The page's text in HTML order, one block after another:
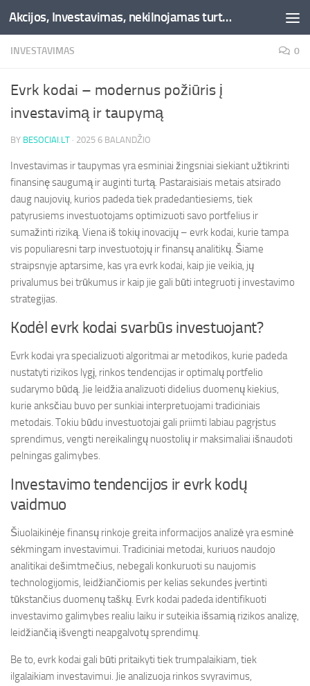
Skip to content Akcijos, Investavimas, nekilnojamas turtas, kriptovaliutos - Besociai.lt
INVESTAVIMAS 0
Evrk kodai – modernus požiūris į
investavimą ir taupymą
BY BESOCIAI.LT · 2025 6 BALANDŽIO
Investavimas ir taupymas yra esminiai žingsniai siekiant užtikrinti
finansinę saugumą ir auginti turtą. Pastaraisiais metais atsirado
daug naujovių, kurios padeda tiek pradedantiesiems, tiek
patyrusiems investuotojams optimizuoti savo portfelius ir
sumažinti riziką. Viena iš tokių inovacijų – evrk kodai, kurie tampa
vis populiaresni tarp investuotojų ir finansų analitikų. Šiame
straipsnyje aptarsime, kas yra evrk kodai, kaip jie veikia, jų
privalumus bei trūkumus ir kaip jie gali būti integruoti į investavimo
strategijas.
Kodėl evrk kodai svarbūs investuojant?
Evrk kodai yra specializuoti algoritmai ar metodikos, kurie padeda
nustatyti rizikos lygį, rinkos tendencijas ir optimalų portfelio
sudarymo būdą. Jie leidžia analizuoti didelius duomenų kiekius,
kurie anksčiau buvo per sunkiai interpretuojami tradiciniais
metodais. Tokiu būdu investuotojai gali priimti labiau pagrįstus
sprendimus, vengti nereikalingų nuostolių ir maksimaliai išnaudoti
pelningas galimybes.
Investavimo tendencijos ir evrk kodų
vaidmuo
Šiuolaikinėje finansų rinkoje greita informacijos analizė yra esminė
sėkmingam investavimui. Tradiciniai metodai, kuriuos naudojo
analitikai dešimtmečius, nebegali konkuruoti su naujomis
technologijomis, leidžiančiomis per kelias sekundes įvertinti
tūkstančius duomenų taškų. Evrk kodai padeda identifikuoti
investavimo galimybes realiu laiku ir suteikia išsamią rizikos analizę,
leidžiančią išvengti neapgalvotų sprendimų.
Be to, evrk kodai gali būti pritaikyti tiek trumpalaikiam, tiek
ilgalaikiam investavimui. Jie analizuoja rinkos svyravimus,